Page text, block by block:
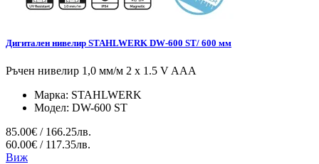
Дигитален нивелир STAHLWERK DW-600 ST/ 600 мм
Ръчен нивелир 1,0 мм/м 2 x 1.5 V AAA
Марка: STAHLWERK
Модел: DW-600 ST
85.00€ / 166.25лв.
60.00€ / 117.35лв.
Виж